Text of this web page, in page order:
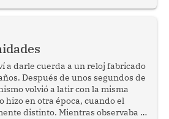
reciben los beneficiarios del
de fortalecer las políticas
adultos mayores en pobreza.
a darle cuerda a un reloj fabricado
Después de unos segundos de
volvió a latir con la misma
hizo en otra época, cuando el
distinto. Mientras observaba el